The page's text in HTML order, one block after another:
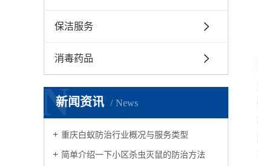
保洁服务
消毒药品
新闻资讯 News
N
重庆白蚁防治行业概况与服务类型
简单介绍一下小区杀虫灭鼠的防治方法